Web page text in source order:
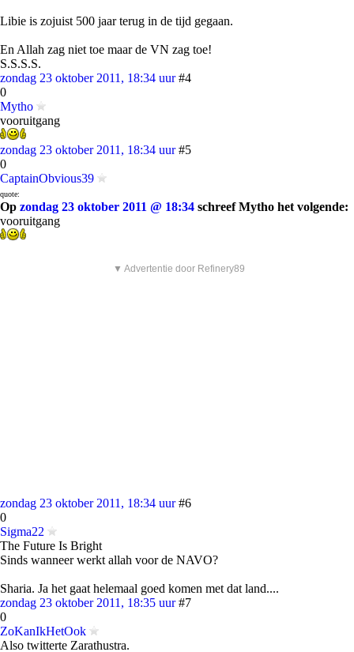
Libie is zojuist 500 jaar terug in de tijd gegaan.
En Allah zag niet toe maar de VN zag toe!
S.S.S.S.
zondag 23 oktober 2011, 18:34 uur #4
0
Mytho
vooruitgang
zondag 23 oktober 2011, 18:34 uur #5
0
CaptainObvious39
quote:
Op zondag 23 oktober 2011 @ 18:34 schreef Mytho het volgende:
vooruitgang
▼ Advertentie door Refinery89
zondag 23 oktober 2011, 18:34 uur #6
0
Sigma22
The Future Is Bright
Sinds wanneer werkt allah voor de NAVO?
Sharia. Ja het gaat helemaal goed komen met dat land....
zondag 23 oktober 2011, 18:35 uur #7
0
ZoKanIkHetOok
Also twitterte Zarathustra.